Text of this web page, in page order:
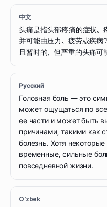
中文
头痛是指头部疼痛的症状。
并可能由压力、疲劳或疾病
且暂时的，但严重的头痛可
Русский
Головная боль — это
может ощущаться по
ее части и может быть
причинами, такими как
болезнь. Хотя
временные, сильные
повседневной жизни.
O'zbek